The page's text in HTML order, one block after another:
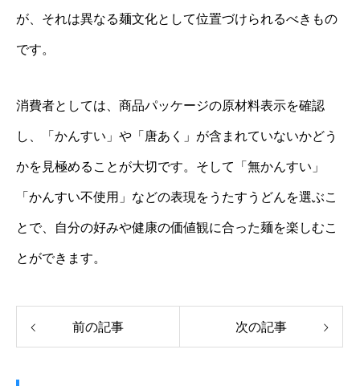
が、それは異なる麺文化として位置づけられるべきもの
です。
消費者としては、商品パッケージの原材料表示を確認
し、「かんすい」や「唐あく」が含まれていないかどう
かを見極めることが大切です。そして「無かんすい」
「かんすい不使用」などの表現をうたすうどんを選ぶこ
とで、自分の好みや健康の価値観に合った麺を楽しむこ
とができます。
前の記事 次の記事